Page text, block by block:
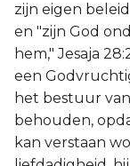
zijn eigen
en "zijn God
hem," Jesaja
een
het bestuur
behouden,
kan verstaan